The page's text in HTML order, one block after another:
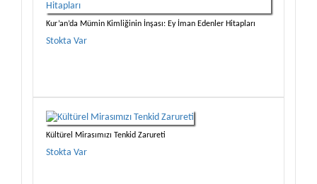
Kur’an’da Mümin Kimliğinin İnşası: Ey İman Edenler Hitapları
Stokta Var
Kültürel Mirasımızı Tenkid Zarureti
Stokta Var